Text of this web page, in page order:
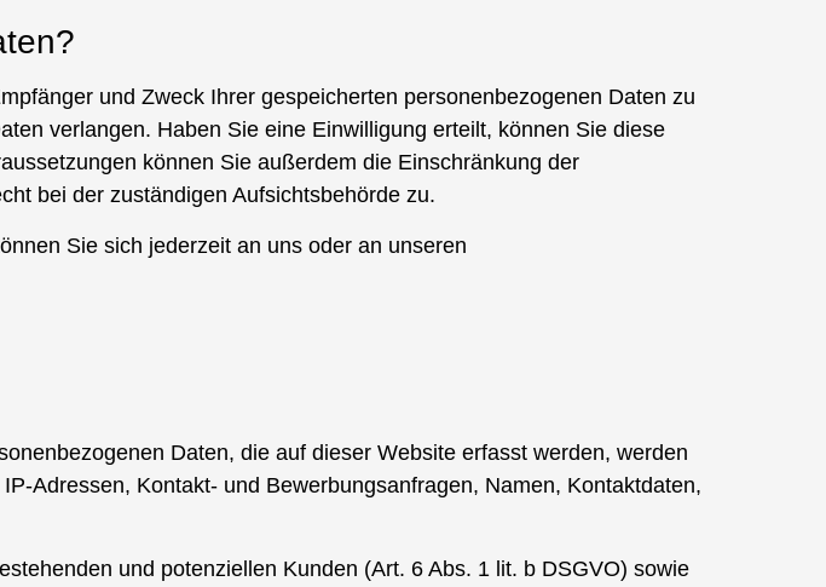
und Zweck Ihrer gespeicherten personenbezogenen Daten zu
verlangen. Haben Sie eine Einwilligung erteilt, können Sie diese
können Sie außerdem die Einschränkung der
bei der zuständigen Aufsichtsbehörde zu.
Sie sich jederzeit an uns oder an unseren
Daten, die auf dieser Website erfasst werden, werden
Adressen, Kontakt- und Bewerbungsanfragen, Namen, Kontaktdaten,
und potenziellen Kunden (Art. 6 Abs. 1 lit. b DSGVO) sowie